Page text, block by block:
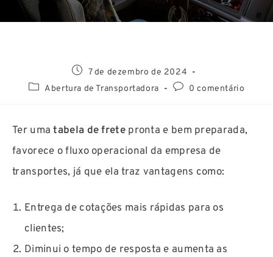
7 de dezembro de 2024
Abertura de Transportadora
0 comentário
Ter umatabela de fretepronta e bem preparada,
favorece o fluxo operacional da empresa de
transportes, já que ela traz vantagens como:
Entrega de cotações mais rápidas para os
clientes;
Diminui o tempo de resposta e aumenta as